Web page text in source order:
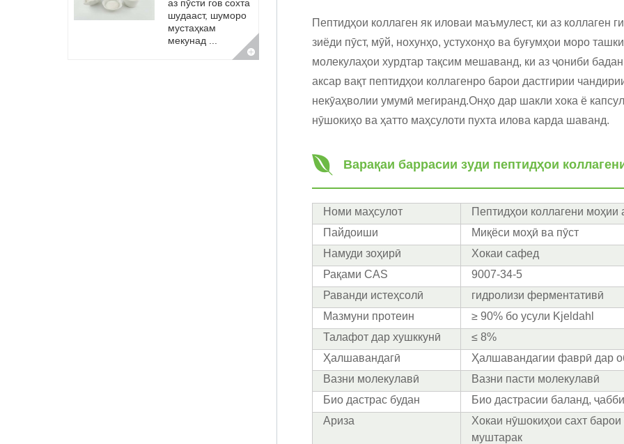
аз пӯсти гов сохта
шудааст, шуморо
мустаҳкам
мекунад ...
Пептидҳои коллаген як иловаи маъмулест, ки аз коллаген
зиёди пӯст, мӯй, нохунҳо, устухонҳо ва буғумҳои моро
молекулаҳои хурдтар тақсим мешаванд, ки аз ҷониби
аксар вақт пептидҳои коллагенро барои дастгирии
некӯаҳволии умумӣ мегиранд.Онҳо дар шакли хока ё
нӯшокиҳо ва ҳатто маҳсулоти пухта илова карда шаванд.
Варақаи баррасии зуди пептидҳои
Номи маҳсулот
Пептидҳои коллагени моҳии
Пайдоиши
Миқёси моҳӣ ва пӯст
Намуди зоҳирӣ
Хокаи сафед
Рақами CAS
9007-34-5
Раванди истеҳсолӣ
гидролизи ферментативӣ
Мазмуни протеин
≥ 90% бо усули Kjeldahl
Талафот дар хушккунӣ
≤ 8%
Ҳалшавандагӣ
Ҳалшавандагии фаврӣ дар
Вазни молекулавӣ
Вазни пасти молекулавӣ
Био дастрас будан
Био дастрасии баланд,
Ариза
Хокаи нӯшокиҳои сахт
муштарак